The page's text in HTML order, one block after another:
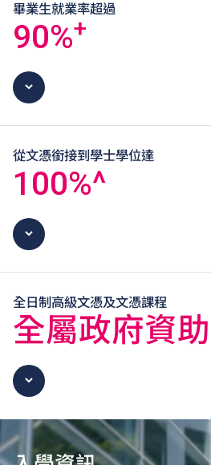
畢業生就業率超過
90%+
從文憑銜接到學士學位達
100%^
全日制高級文憑及文憑課程
全屬政府資